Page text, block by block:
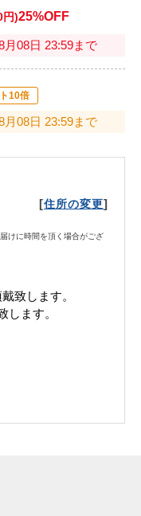
円)25%OFF
月08日 23:59まで
10倍
月08日 23:59まで
[住所の変更]
けに時間を頂く場合がござ
致します。
します。